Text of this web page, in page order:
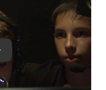
video